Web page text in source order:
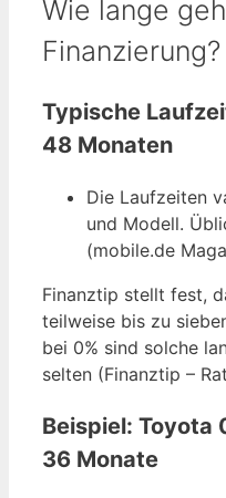
Wie lange
Finanzierung?
Typische
48 Monaten
Die Laufzeiten
und Modell.
(mobile.de
Finanztip stellt fest,
teilweise bis zu
bei 0% sind solche
selten (Finanztip –
Beispiel: Toyota
36 Monate